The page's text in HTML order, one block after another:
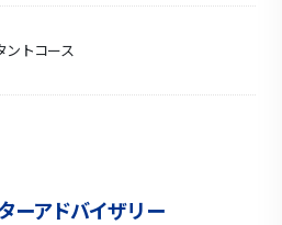
ントコース
ーアドバイザリー